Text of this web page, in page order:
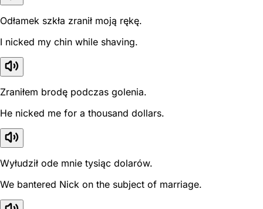
Odłamek szkła zranił moją rękę.
I nicked my chin while shaving.
Zraniłem brodę podczas golenia.
He nicked me for a thousand dollars.
Wyłudził ode mnie tysiąc dolarów.
We bantered Nick on the subject of marriage.